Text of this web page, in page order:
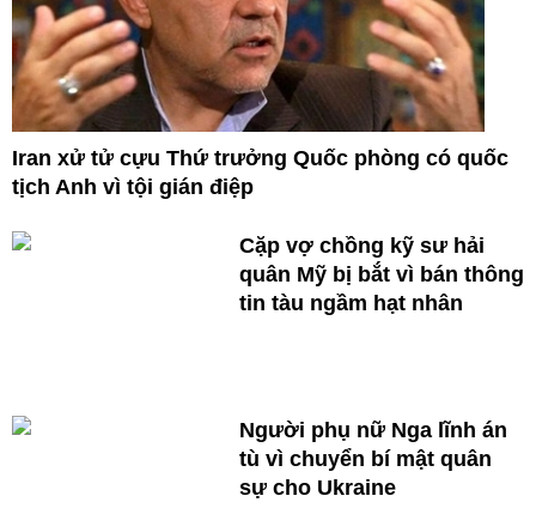
Iran xử tử cựu Thứ trưởng Quốc phòng có quốc
tịch Anh vì tội gián điệp
Cặp vợ chồng kỹ sư hải
quân Mỹ bị bắt vì bán thông
tin tàu ngầm hạt nhân
Người phụ nữ Nga lĩnh án
tù vì chuyển bí mật quân
sự cho Ukraine